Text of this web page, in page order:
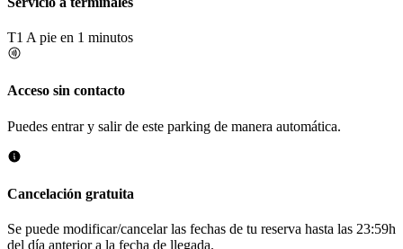
T1 A pie en 1 minutos
Acceso sin contacto
Puedes entrar y salir de este parking de manera automática.
Cancelación gratuita
Se puede modificar/cancelar las fechas de tu reserva hasta las 23:59h
del día anterior a la fecha de llegada.